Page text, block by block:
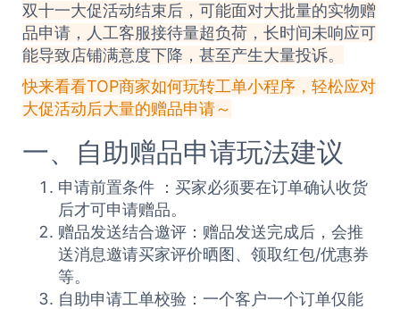
双十一大促活动结束后，可能面对大批量的实物赠
品申请，人工客服接待量超负荷，长时间未响应可
能导致店铺满意度下降，甚至产生大量投诉。
快来看看TOP商家如何玩转工单小程序，轻松应对
大促活动后大量的赠品申请～
一、自助赠品申请玩法建议
申请前置条件 ：买家必须要在订单确认收货
后才可申请赠品。
赠品发送结合邀评：赠品发送完成后，会推
送消息邀请买家评价晒图、领取红包/优惠券
等。
自助申请工单校验：一个客户一个订单仅能